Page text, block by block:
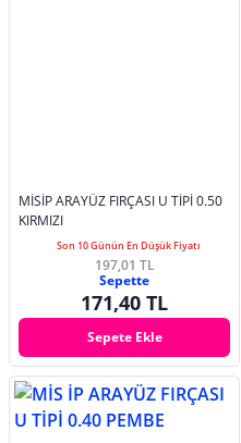
MİSİP ARAYÜZ FIRÇASI U TİPİ 0.50
KIRMIZI
Son 10 Günün En Düşük Fiyatı
197,01 TL
Sepette
171,40 TL
Sepete Ekle